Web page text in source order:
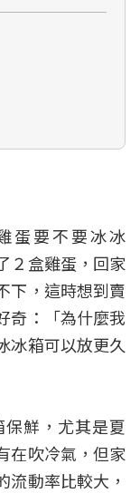
蛋要不要冰冰
２盒雞蛋，回家
下，這時想到賣
奇：「為什麼我
冰箱可以放更久
鮮，尤其是夏
在吹冷氣，但家
流動率比較大，